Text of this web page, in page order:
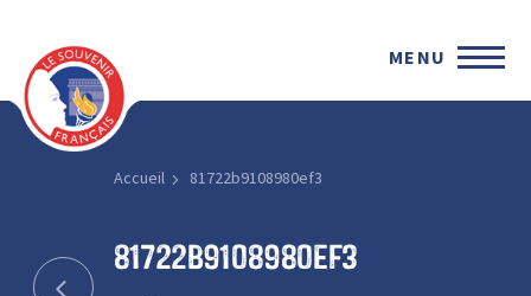
MENU
Accueil 81722b9108980ef3
81722b9108980ef3